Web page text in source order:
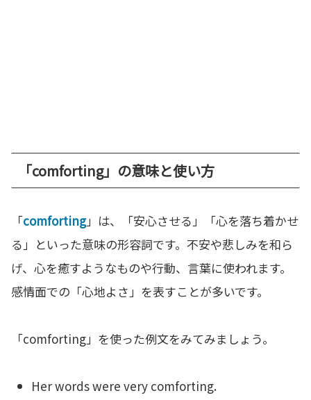
「comforting」の意味と使い方
「comforting」は、「安心させる」「心を落ち着かせ
る」といった意味の形容詞です。不安や悲しみを和ら
げ、心を癒すようなものや行動、言葉に使われます。
感情面での「心地よさ」を表すことが多いです。
「comforting」を使った例文をみてみましょう。
Her words were very comforting.